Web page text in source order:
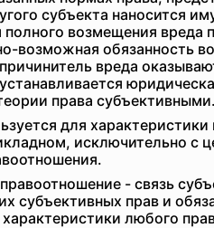
субъекта наносится
возмещения
возможная обязанность
вреда
права субъективными.
для
исключительно с
- связь
субъективных прав и
любого